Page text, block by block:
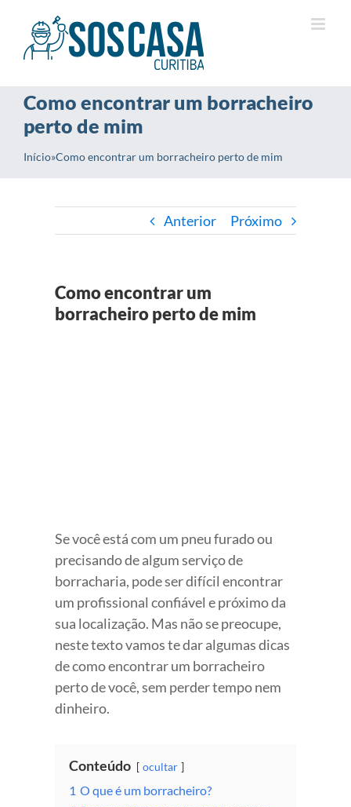
Como encontrar um borracheiro
perto de mim
Início»Como encontrar um borracheiro perto de mim
Anterior Próximo
Como encontrar um
borracheiro perto de mim
Se você está com um pneu furado ou
precisando de algum serviço de
borracharia, pode ser difícil encontrar
um profissional confiável e próximo da
sua localização. Mas não se preocupe,
neste texto vamos te dar algumas dicas
de como encontrar um borracheiro
perto de você, sem perder tempo nem
dinheiro.
Conteúdo ocultar
1 O que é um borracheiro?